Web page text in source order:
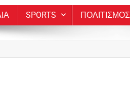
SPORTS ΠΟΛΙΤΙΣΜΟΣ